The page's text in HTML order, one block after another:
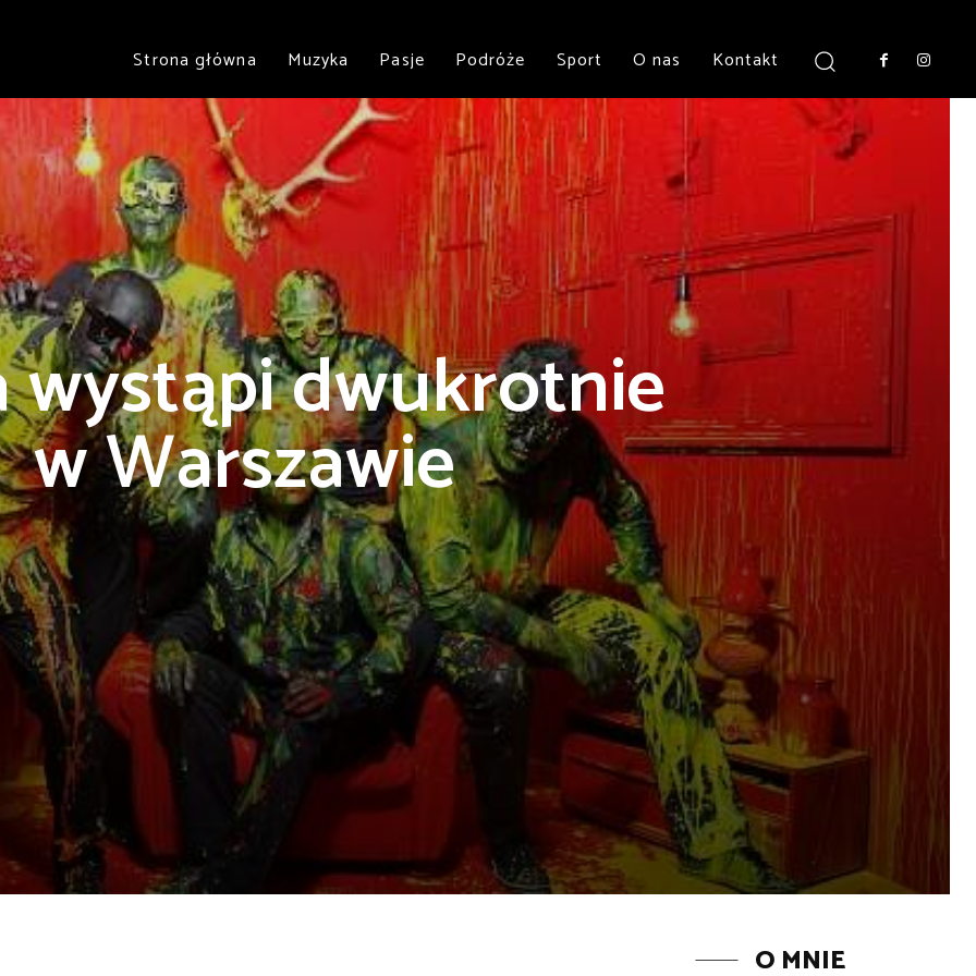
Strona główna Muzyka Pasje Podróże Sport O nas Kontakt
wystąpi dwukrotnie
w Warszawie
O MNIE